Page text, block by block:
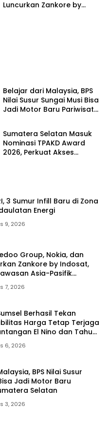
Luncurkan Zankore by
Belajar dari Malaysia, BPS
Nilai Susur Sungai Musi Bisa
Jadi Motor Baru Pariwisata
Ekobis
Sumatera Selatan Masuk
Nominasi TPAKD Award
2026, Perkuat Akses
3 Sumur Infill Baru di Zona
Energi
9, 2026
Group, Nokia, dan
Zankore by Indosat,
Asia-Pasifik
Infrastruktur AI
7, 2026
Berhasil Tekan
Harga Tetap Terjaga
El Nino dan Tahun
6, 2026
BPS Nilai Susur
Jadi Motor Baru
Selatan
3, 2026